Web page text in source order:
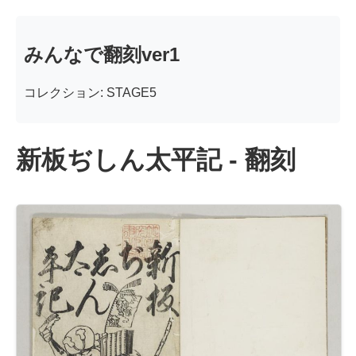
みんなで翻刻ver1
コレクション: STAGE5
新板ぢしん太平記 - 翻刻